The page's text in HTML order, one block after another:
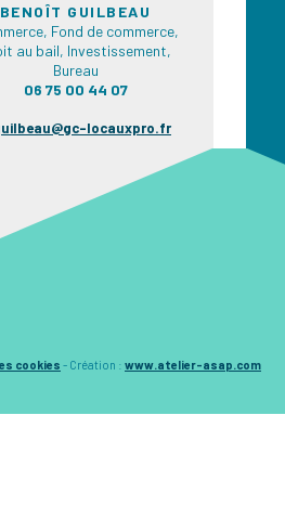
BENOÎT GUILBEAU
Fond de commerce,
au bail, Investissement,
Bureau
06 75 00 44 07
locauxpro.fr
cookies - Création : www.atelier-asap.com